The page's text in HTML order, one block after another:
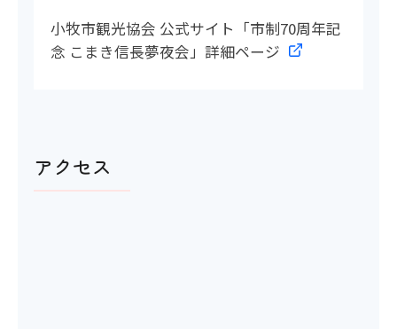
小牧市観光協会 公式サイト「市制70周年記
念 こまき信長夢夜会」詳細ページ
アクセス